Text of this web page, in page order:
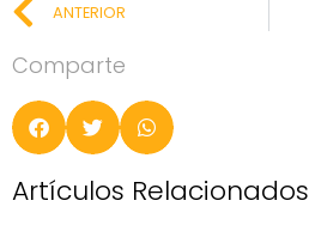
ANTERIOR
Comparte
Artículos Relacionados